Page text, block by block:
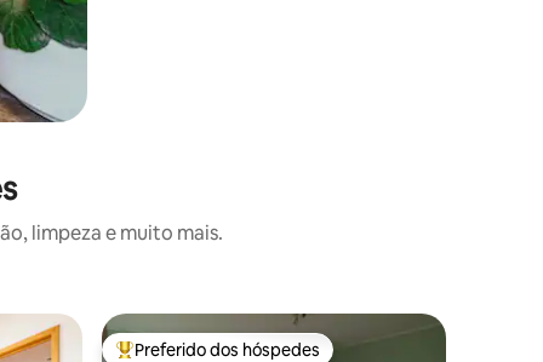
limpeza e muito mais.
Preferido dos hóspedes